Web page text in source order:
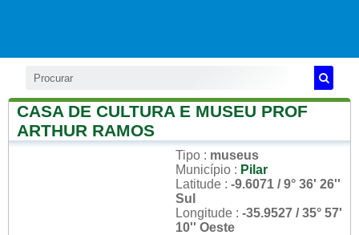
CASA DE CULTURA E MUSEU PROF
ARTHUR RAMOS
Tipo : museus
Município : Pilar
Latitude : -9.6071 / 9° 36' 26''
Sul
Longitude : -35.9527 / 35° 57'
10'' Oeste